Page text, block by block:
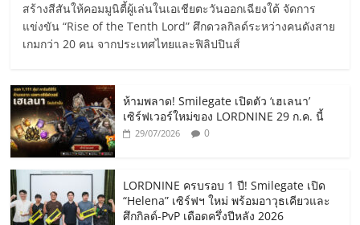
สร้างสีสันให้คอมมูนิตี้ผู้เล่นในเอเชียตะวันออกเฉียงใต้ จัดการ
แข่งขัน “Rise of the Tenth Lord” ศึกดวลกิลด์ระหว่างคนดังสาย
เกมกว่า 20 คน จากประเทศไทยและฟิลิปปินส์
ห้ามพลาด! Smilegate เปิดตัว ‘เฮเลนา’
เซิร์ฟเวอร์ใหม่ของ LORDNINE 29 ก.ค. นี้
29/07/2026 0
LORDNINE ครบรอบ 1 ปี! Smilegate เปิด
“Helena” เซิร์ฟฯ ใหม่ พร้อมอาวุธเคียวและ
ศึกกิลด์-PvP เดือดครึ่งปีหลัง 2026